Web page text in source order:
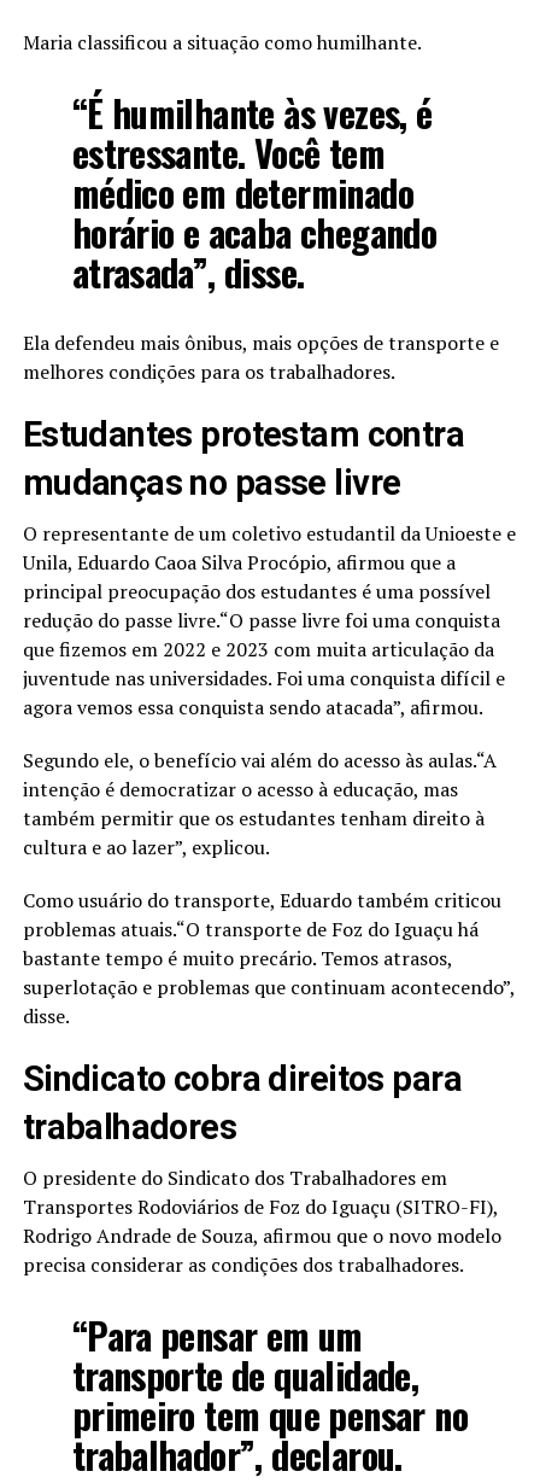
Maria classificou a situação como humilhante.
“É humilhante às vezes, é
estressante. Você tem
médico em determinado
horário e acaba chegando
atrasada”, disse.
Ela defendeu mais ônibus, mais opções de transporte e
melhores condições para os trabalhadores.
Estudantes protestam contra
mudanças no passe livre
O representante de um coletivo estudantil da Unioeste e
Unila, Eduardo Caoa Silva Procópio, afirmou que a
principal preocupação dos estudantes é uma possível
redução do passe livre.“O passe livre foi uma conquista
que fizemos em 2022 e 2023 com muita articulação da
juventude nas universidades. Foi uma conquista difícil e
agora vemos essa conquista sendo atacada”, afirmou.
Segundo ele, o benefício vai além do acesso às aulas.“A
intenção é democratizar o acesso à educação, mas
também permitir que os estudantes tenham direito à
cultura e ao lazer”, explicou.
Como usuário do transporte, Eduardo também criticou
problemas atuais.“O transporte de Foz do Iguaçu há
bastante tempo é muito precário. Temos atrasos,
superlotação e problemas que continuam acontecendo”,
disse.
Sindicato cobra direitos para
trabalhadores
O presidente do Sindicato dos Trabalhadores em
Transportes Rodoviários de Foz do Iguaçu (SITRO-FI),
Rodrigo Andrade de Souza, afirmou que o novo modelo
precisa considerar as condições dos trabalhadores.
“Para pensar em um
transporte de qualidade,
primeiro tem que pensar no
trabalhador”, declarou.